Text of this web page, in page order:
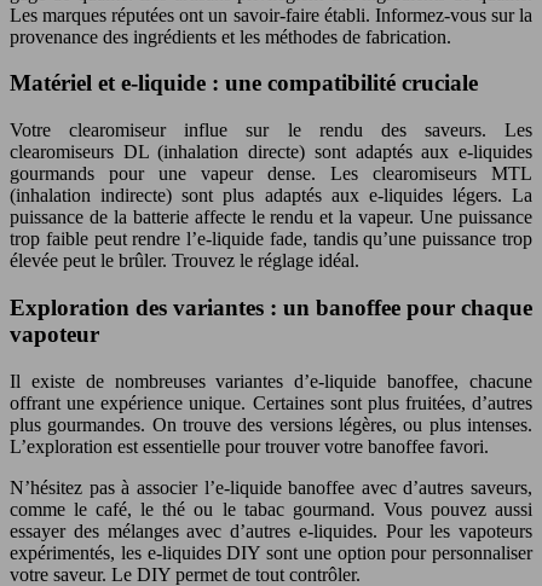
Les marques réputées ont un savoir-faire établi. Informez-vous sur la
provenance des ingrédients et les méthodes de fabrication.
Matériel et e-liquide : une compatibilité cruciale
Votre clearomiseur influe sur le rendu des saveurs. Les
clearomiseurs DL (inhalation directe) sont adaptés aux e-liquides
gourmands pour une vapeur dense. Les clearomiseurs MTL
(inhalation indirecte) sont plus adaptés aux e-liquides légers. La
puissance de la batterie affecte le rendu et la vapeur. Une puissance
trop faible peut rendre l’e-liquide fade, tandis qu’une puissance trop
élevée peut le brûler. Trouvez le réglage idéal.
Exploration des variantes : un banoffee pour chaque
vapoteur
Il existe de nombreuses variantes d’e-liquide banoffee, chacune
offrant une expérience unique. Certaines sont plus fruitées, d’autres
plus gourmandes. On trouve des versions légères, ou plus intenses.
L’exploration est essentielle pour trouver votre banoffee favori.
N’hésitez pas à associer l’e-liquide banoffee avec d’autres saveurs,
comme le café, le thé ou le tabac gourmand. Vous pouvez aussi
essayer des mélanges avec d’autres e-liquides. Pour les vapoteurs
expérimentés, les e-liquides DIY sont une option pour personnaliser
votre saveur. Le DIY permet de tout contrôler.